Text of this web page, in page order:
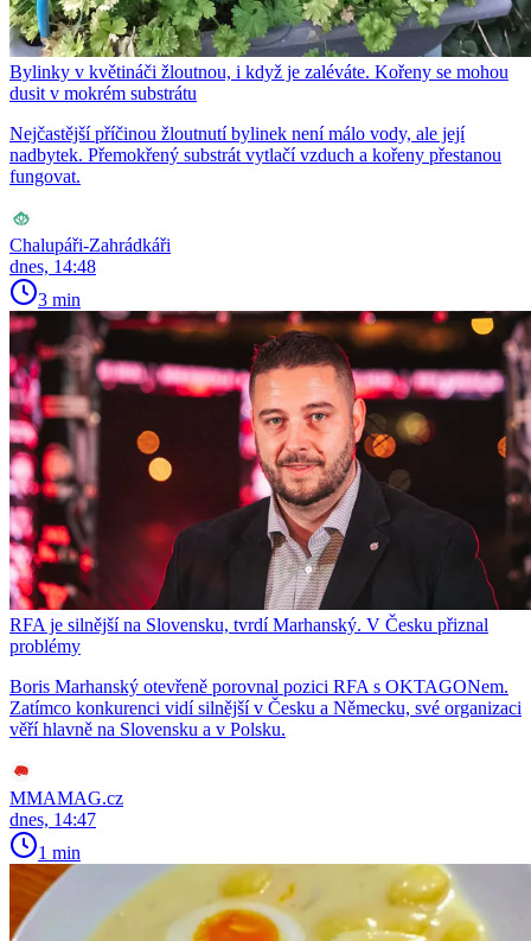
Bylinky v květináči žloutnou, i když je zaléváte. Kořeny se mohou
dusit v mokrém substrátu
Nejčastější příčinou žloutnutí bylinek není málo vody, ale její
nadbytek. Přemokřený substrát vytlačí vzduch a kořeny přestanou
fungovat.
Chalupáři-Zahrádkáři
dnes, 14:48
3 min
RFA je silnější na Slovensku, tvrdí Marhanský. V Česku přiznal
problémy
Boris Marhanský otevřeně porovnal pozici RFA s OKTAGONem.
Zatímco konkurenci vidí silnější v Česku a Německu, své organizaci
věří hlavně na Slovensku a v Polsku.
MMAMAG.cz
dnes, 14:47
1 min